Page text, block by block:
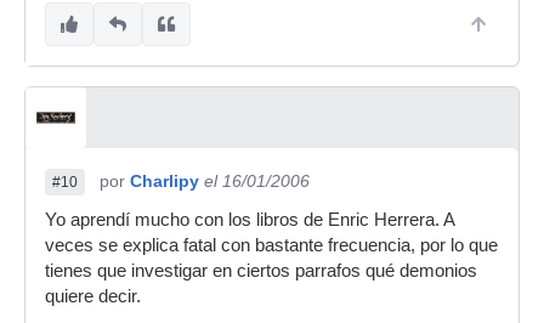
#10 por Charlipy el 16/01/2006
Yo aprendí mucho con los libros de Enric Herrera. A
veces se explica fatal con bastante frecuencia, por lo que
tienes que investigar en ciertos parrafos qué demonios
quiere decir.